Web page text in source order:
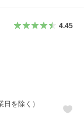
4.45
を除く）